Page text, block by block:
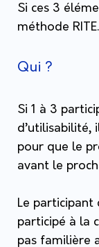
Si ces 3
méthode RITE.
Qui ?
Si 1 à 3
d’utilisabilité,
pour que le
avant le
Le participant
participé à la
pas familière